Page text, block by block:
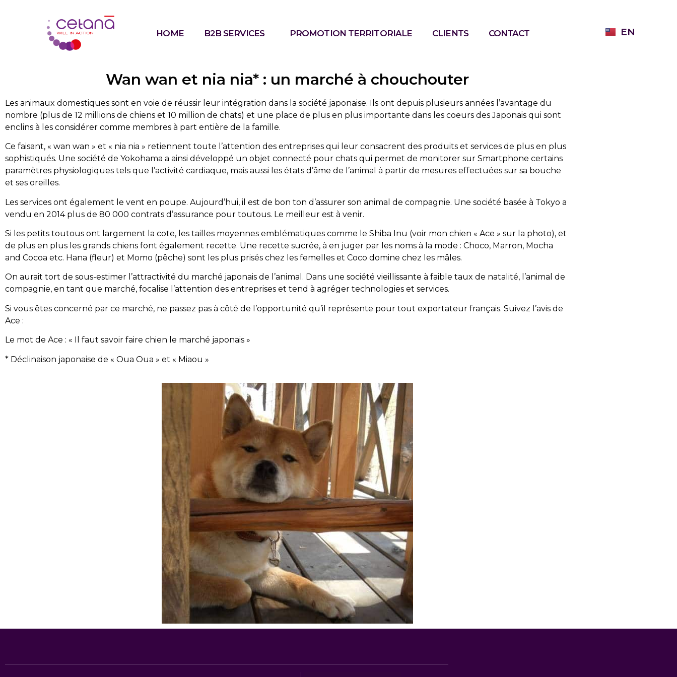
HOME B2B SERVICES PROMOTION TERRITORIALE CLIENTS CONTACT EN
Wan wan et nia nia* : un marché à chouchouter
Les animaux domestiques sont en voie de réussir leur intégration dans la société japonaise. Ils ont depuis plusieurs années l’avantage du
nombre (plus de 12 millions de chiens et 10 million de chats) et une place de plus en plus importante dans les coeurs des Japonais qui sont
enclins à les considérer comme membres à part entière de la famille.
Ce faisant, « wan wan » et « nia nia » retiennent toute l’attention des entreprises qui leur consacrent des produits et services de plus en plus
sophistiqués. Une société de Yokohama a ainsi développé un objet connecté pour chats qui permet de monitorer sur Smartphone certains
paramètres physiologiques tels que l’activité cardiaque, mais aussi les états d’âme de l’animal à partir de mesures effectuées sur sa bouche
et ses oreilles.
Les services ont également le vent en poupe. Aujourd’hui, il est de bon ton d’assurer son animal de compagnie. Une société basée à Tokyo a
vendu en 2014 plus de 80 000 contrats d’assurance pour toutous. Le meilleur est à venir.
Si les petits toutous ont largement la cote, les tailles moyennes emblématiques comme le Shiba Inu (voir mon chien « Ace » sur la photo), et
de plus en plus les grands chiens font également recette. Une recette sucrée, à en juger par les noms à la mode : Choco, Marron, Mocha
and Cocoa etc. Hana (fleur) et Momo (pêche) sont les plus prisés chez les femelles et Coco domine chez les mâles.
On aurait tort de sous-estimer l’attractivité du marché japonais de l’animal. Dans une société vieillissante à faible taux de natalité, l’animal de
compagnie, en tant que marché, focalise l’attention des entreprises et tend à agréger technologies et services.
Si vous êtes concerné par ce marché, ne passez pas à côté de l’opportunité qu’il représente pour tout exportateur français. Suivez l’avis de
Ace :
Le mot de Ace : « Il faut savoir faire chien le marché japonais »
* Déclinaison japonaise de « Oua Oua » et « Miaou »